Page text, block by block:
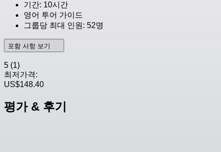
기간: 10시간
영어 투어 가이드
그룹당 최대 인원: 52명
포함 사항 보기
5 (1)
최저가격:
US$148.40
평가 & 후기